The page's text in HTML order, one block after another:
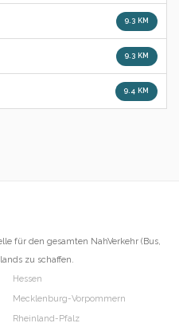
9.3 KM
9.3 KM
9.4 KM
für den gesamten NahVerkehr (Bus,
zu schaffen.
Hessen
Mecklenburg-Vorpommern
Rheinland-Pfalz